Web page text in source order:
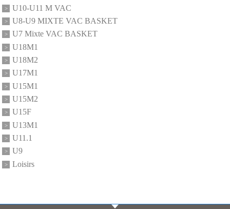
U10-U11 M VAC
U8-U9 MIXTE VAC BASKET
U7 Mixte VAC BASKET
U18M1
U18M2
U17M1
U15M1
U15M2
U15F
U13M1
U11.1
U9
Loisirs